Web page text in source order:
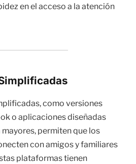
en el acceso a la atención
como versiones
o aplicaciones diseñadas
permiten que los
con amigos y familiares
plataformas tienen